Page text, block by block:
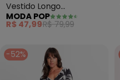
Vestido Longo
(Cashmere Bordô) com
Franzidos
MODA POP
R$ 47,99R$ 79,99
-52%